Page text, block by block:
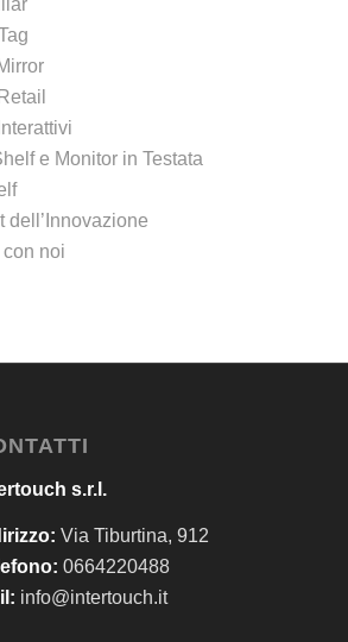
e Monitor in Testata
dell’Innovazione
con noi
s.r.l.
Via Tiburtina, 912
0664220488
info@intertouch.it